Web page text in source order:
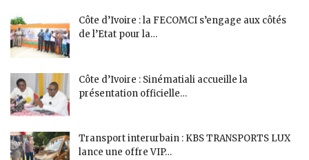
Côte d’Ivoire : la FECOMCI s’engage aux côtés
de l’Etat pour la…
Côte d’Ivoire : Sinématiali accueille la
présentation officielle…
Transport interurbain : KBS TRANSPORTS LUX
lance une offre VIP…